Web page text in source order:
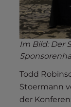
Im Bild: Der
Todd
Stoermann
der